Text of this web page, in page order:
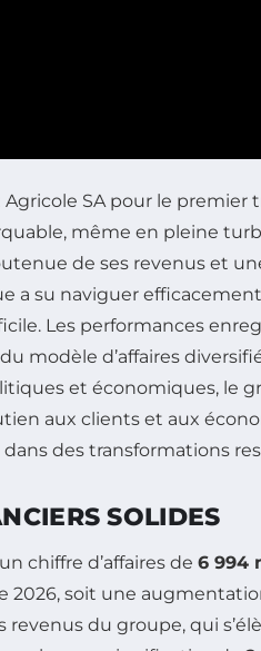
SA pour le premier
même en pleine
de ses revenus et
a su naviguer
Les performances
modèle d’affaires
et économiques, le
aux clients et aux
des transformations
SOLIDES
chiffre d’affaires de 6 994
2026, soit une
revenus du groupe, qui